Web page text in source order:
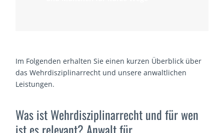
Im Folgenden erhalten Sie einen kurzen Überblick über
das Wehrdisziplinarrecht und unsere anwaltlichen
Leistungen.
Was ist Wehrdisziplinarrecht und für wen
ist es relevant? Anwalt für